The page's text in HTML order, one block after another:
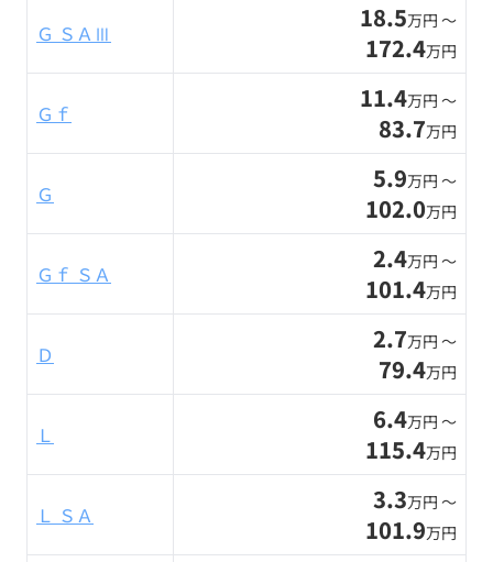
Ｇ ＳＡⅢ 18.5万円 〜
172.4万円
Ｇｆ 11.4万円 〜
83.7万円
Ｇ 5.9万円 〜
102.0万円
Ｇｆ ＳＡ 2.4万円 〜
101.4万円
Ｄ 2.7万円 〜
79.4万円
Ｌ 6.4万円 〜
115.4万円
Ｌ ＳＡ 3.3万円 〜
101.9万円